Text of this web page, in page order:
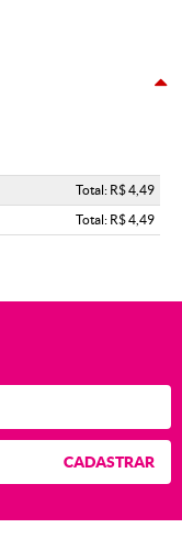
Total: R$ 4,49
Total: R$ 4,49
CADASTRAR